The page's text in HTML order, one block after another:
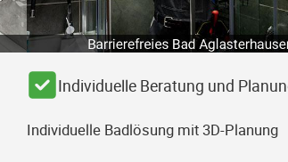
Individuelle Beratung und
Individuelle Badlösung mit 3D-Planung